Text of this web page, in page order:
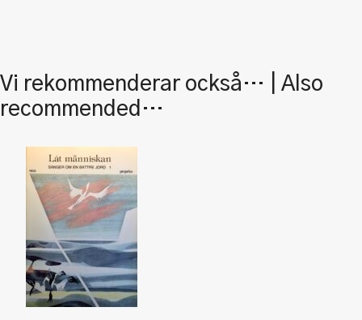
Vi rekommenderar också… | Also
recommended…